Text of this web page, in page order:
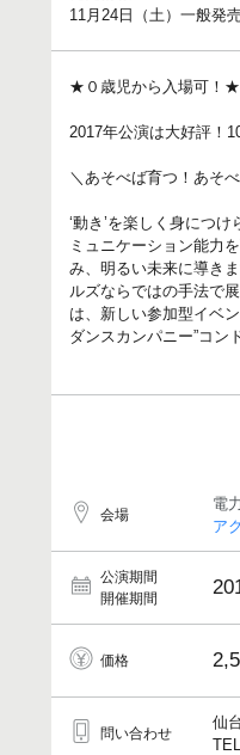
11月24日（土）一般発売
★０歳児から入場可！★
2017年公演は大好評！
＼あそべば育つ！あそ
‘動き’を楽しく身につ
ミュニケーション能力
み、明るい未来に導き
ルズならではの手法で
は、新しい参加型イベ
ダンスカンパニー”コン
会場
電
ア
公演期間
開催期間
価格
問い合わせ
仙